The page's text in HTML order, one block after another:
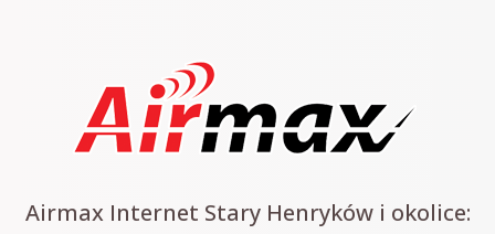
Airmax Internet Stary Henryków i okolice: